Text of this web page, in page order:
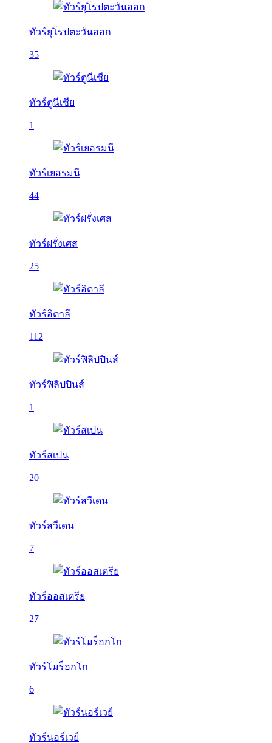
ทัวร์ยุโรปตะวันออก
35
ทัวร์ตูนีเซีย
1
ทัวร์เยอรมนี
44
ทัวร์ฝรั่งเศส
25
ทัวร์อิตาลี
112
ทัวร์ฟิลิปปินส์
1
ทัวร์สเปน
20
ทัวร์สวีเดน
7
ทัวร์ออสเตรีย
27
ทัวร์โมร็อกโก
6
ทัวร์นอร์เวย์